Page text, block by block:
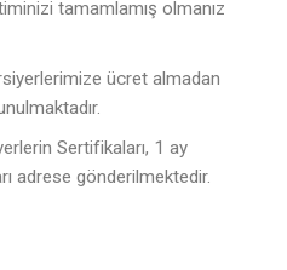
tamamlamış olmanız
ücret almadan
Sertifikaları, 1 ay
adrese gönderilmektedir.